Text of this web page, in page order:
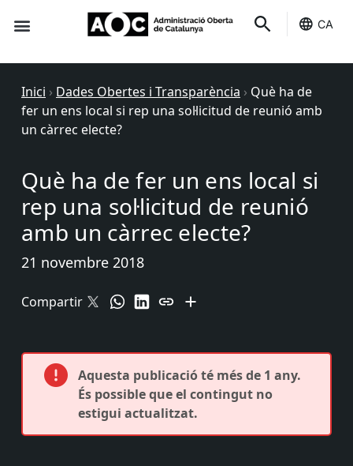
CA
Inici › Dades Obertes i Transparència › Què ha de
fer un ens local si rep una sol·licitud de reunió amb
un càrrec electe?
Què ha de fer un ens local si
rep una sol·licitud de reunió
amb un càrrec electe?
21 novembre 2018
Compartir
Aquesta publicació té més de 1 any.
És possible que el contingut no
estigui actualitzat.